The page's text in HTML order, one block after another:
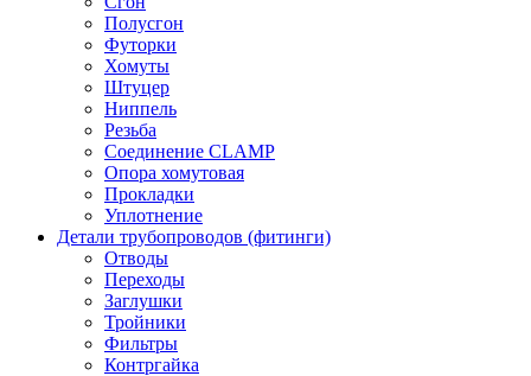
Полусгон
Футорки
Хомуты
Штуцер
Ниппель
Резьба
Соединение CLAMP
Опора хомутовая
Прокладки
Уплотнение
Детали трубопроводов (фитинги)
Отводы
Переходы
Заглушки
Тройники
Фильтры
Контргайка